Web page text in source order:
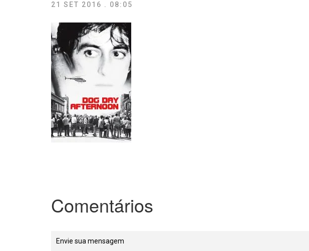
21 SET 2016 . 08:05
Comentários